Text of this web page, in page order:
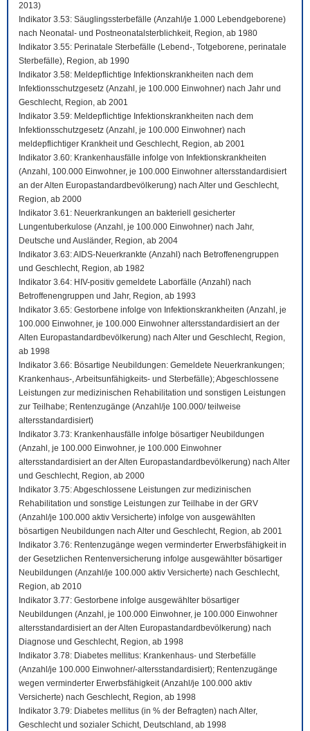
2013)
Indikator 3.53: Säuglingssterbefälle (Anzahl/je 1.000 Lebendgeborene)
nach Neonatal- und Postneonatalsterblichkeit, Region, ab 1980
Indikator 3.55: Perinatale Sterbefälle (Lebend-, Totgeborene, perinatale
Sterbefälle), Region, ab 1990
Indikator 3.58: Meldepflichtige Infektionskrankheiten nach dem
Infektionsschutzgesetz (Anzahl, je 100.000 Einwohner) nach Jahr und
Geschlecht, Region, ab 2001
Indikator 3.59: Meldepflichtige Infektionskrankheiten nach dem
Infektionsschutzgesetz (Anzahl, je 100.000 Einwohner) nach
meldepflichtiger Krankheit und Geschlecht, Region, ab 2001
Indikator 3.60: Krankenhausfälle infolge von Infektionskrankheiten
(Anzahl, 100.000 Einwohner, je 100.000 Einwohner altersstandardisiert
an der Alten Europastandardbevölkerung) nach Alter und Geschlecht,
Region, ab 2000
Indikator 3.61: Neuerkrankungen an bakteriell gesicherter
Lungentuberkulose (Anzahl, je 100.000 Einwohner) nach Jahr,
Deutsche und Ausländer, Region, ab 2004
Indikator 3.63: AIDS-Neuerkrankte (Anzahl) nach Betroffenengruppen
und Geschlecht, Region, ab 1982
Indikator 3.64: HIV-positiv gemeldete Laborfälle (Anzahl) nach
Betroffenengruppen und Jahr, Region, ab 1993
Indikator 3.65: Gestorbene infolge von Infektionskrankheiten (Anzahl, je
100.000 Einwohner, je 100.000 Einwohner altersstandardisiert an der
Alten Europastandardbevölkerung) nach Alter und Geschlecht, Region,
ab 1998
Indikator 3.66: Bösartige Neubildungen: Gemeldete Neuerkrankungen;
Krankenhaus-, Arbeitsunfähigkeits- und Sterbefälle); Abgeschlossene
Leistungen zur medizinischen Rehabilitation und sonstigen Leistungen
zur Teilhabe; Rentenzugänge (Anzahl/je 100.000/ teilweise
altersstandardisiert)
Indikator 3.73: Krankenhausfälle infolge bösartiger Neubildungen
(Anzahl, je 100.000 Einwohner, je 100.000 Einwohner
altersstandardisiert an der Alten Europastandardbevölkerung) nach Alter
und Geschlecht, Region, ab 2000
Indikator 3.75: Abgeschlossene Leistungen zur medizinischen
Rehabilitation und sonstige Leistungen zur Teilhabe in der GRV
(Anzahl/je 100.000 aktiv Versicherte) infolge von ausgewählten
bösartigen Neubildungen nach Alter und Geschlecht, Region, ab 2001
Indikator 3.76: Rentenzugänge wegen verminderter Erwerbsfähigkeit in
der Gesetzlichen Rentenversicherung infolge ausgewählter bösartiger
Neubildungen (Anzahl/je 100.000 aktiv Versicherte) nach Geschlecht,
Region, ab 2010
Indikator 3.77: Gestorbene infolge ausgewählter bösartiger
Neubildungen (Anzahl, je 100.000 Einwohner, je 100.000 Einwohner
altersstandardisiert an der Alten Europastandardbevölkerung) nach
Diagnose und Geschlecht, Region, ab 1998
Indikator 3.78: Diabetes mellitus: Krankenhaus- und Sterbefälle
(Anzahl/je 100.000 Einwohner/-altersstandardisiert); Rentenzugänge
wegen verminderter Erwerbsfähigkeit (Anzahl/je 100.000 aktiv
Versicherte) nach Geschlecht, Region, ab 1998
Indikator 3.79: Diabetes mellitus (in % der Befragten) nach Alter,
Geschlecht und sozialer Schicht, Deutschland, ab 1998